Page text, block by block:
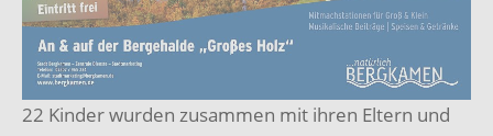
22 Kinder wurden zusammen mit ihren Eltern und